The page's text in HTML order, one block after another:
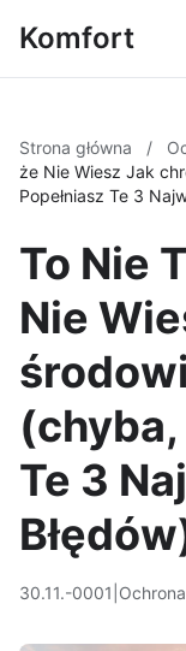
Komfort
Strona główna /
że Nie Wiesz Jak
Popełniasz Te 3
To Nie
Nie
(chyba,
Te 3
30.11.-0001